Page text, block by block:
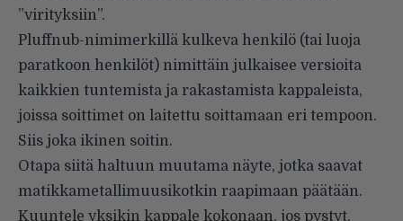
”virityksiin”.
Pluffnub-nimimerkillä kulkeva henkilö (tai luoja
paratkoon henkilöt) nimittäin julkaisee versioita
kaikkien tuntemista ja rakastamista kappaleista,
joissa soittimet on laitettu soittamaan eri tempoon.
Siis joka ikinen soitin.
Otapa siitä haltuun muutama näyte, jotka saavat
matikkametallimuusikotkin raapimaan päätään.
Kuuntele yksikin kappale kokonaan, jos pystyt.